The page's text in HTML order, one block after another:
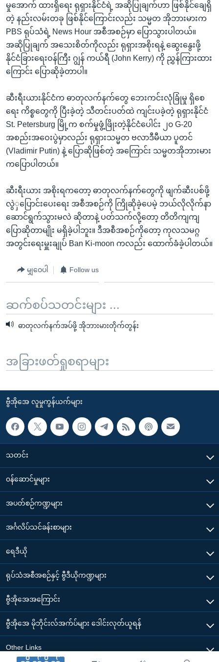
မှုအောက် ထားရှိရေး ရုရှားနိုင်ငံရဲ့ အဆိုပြုချက်ဟာ ဖြစ်နိုင်ချေရှိ
တဲ့ နည်းလမ်းတခု ဖြစ်နိုင်ကြောင်းလည်း သမ္မတ အိုဘားမားက
PBS ရုပ်သံရဲ့ News Hour အစီအစဉ်မှာ ပြောသွားပါတယ်။
အဆိုပြုချက် အသေးစိတ်ကိုလည်း ရုရှားအစိုးရနဲ့ ဆွေးနွေးဖို့
နိုင်ငံခြားရေးဝန်ကြီး ဂျွန် ကယ်ရီ (John Kerry) ကို ညွှန်ကြားထား
ကြောင်း ပြောဆိုခဲ့တာပါ။
ဆီးရီးယားနိုင်ငံက ဓာတုလက်နက်တွေ ဘေးကင်းလုံခြုံမှု ရှိစေ
ရေး ကိစ္စတွေကို ပြီးခဲ့တဲ့ သီတင်းပတ်ထဲ ကျင်းပခဲ့တဲ့ ရုရှားနိုင်ငံ
St. Petersburg မြို့က စက်မှုဖွံ့ဖြိုးတဲ့နိုင်ငံပေါင်း ၂၀ G-20
အစည်းအဝေးပွဲမှာလည်း ရုရှားသမ္မတ ဗလာဒီမီယာ ပူတင်
(Vladimir Putin) နဲ့ ပြောဆိုဖြစ်တဲ့ အကြောင်း သမ္မတအိုဘားမား
ကပြောပါတယ်။
ဆီးရီးယား အစိုးရကတော့ ဓာတုလက်နက်တွေကို ဖျက်ဆီးပစ်ဖို့
လွဲှပြောင်းပေးရေး အစီအစဉ်ကို ကြိုဆိုခဲ့ပေမဲ့ ဘယ်လိုလိုက်နာ
ဆောင်ရွက်သွားမလဲ ဆိုတာနဲ့ ပတ်သက်လို့တော့ တိတိကျကျ
ပြောဆိုတာမျိုး မရှိခဲ့ပါဘူး။ ဒီအစီအစဉ်ကိုတော့ ကုလသမဂ္ဂ
အတွင်းရေးမှူးချုပ် Ban Ki-moon ကလည်း ထောက်ခံခဲ့ပါတယ်။
မျှဝေပါ Follow us
ဆက်စပ်သတင်းများ ...
ဓာတုလက်နက်အပ်ဖို့ အိုဘားမားတိုက်တွန်း
အခြားဖတ်ရှုစရာများ
ဗွီအိုအေ လူမှုကွန်ယက်များ
သတင်း
၀န်ဆောင်မှုများ
အပတ်စဉ်ကဏ္ဍများ
အင်္ဂလိပ်သင်ခန်းစာများ
ရေဒီယို
ရုပ်သံအစီအစဉ်နှင့် ဗွီဒီယိုကဏ္ဍများ
ဗွီအိုအေအကြောင်း
ဗွီအိုအေ မိုဘိုင်းလ်အက်ပ်များ ဒေါင်းလုတ်ယူရန်
Other Links